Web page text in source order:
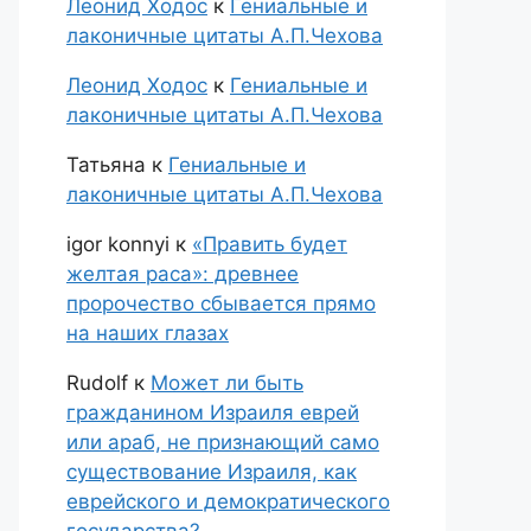
Леонид Ходос к Гениальные и
лаконичные цитаты А.П.Чехова
Леонид Ходос к Гениальные и
лаконичные цитаты А.П.Чехова
Татьяна к Гениальные и
лаконичные цитаты А.П.Чехова
igor konnyi к «Править будет
желтая раса»: древнее
пророчество сбывается прямо
на наших глазах
Rudolf к Может ли быть
гражданином Израиля еврей
или араб, не признающий само
существование Израиля, как
еврейского и демократического